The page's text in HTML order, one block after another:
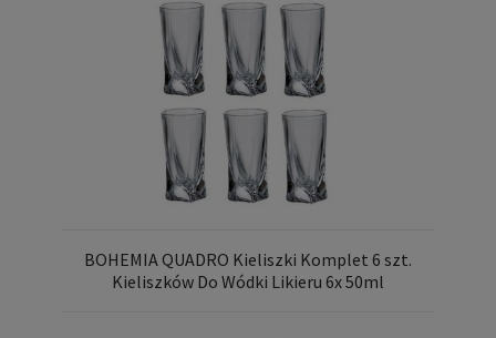
BOHEMIA QUADRO Kieliszki Komplet 6 szt.
Kieliszków Do Wódki Likieru 6x 50ml